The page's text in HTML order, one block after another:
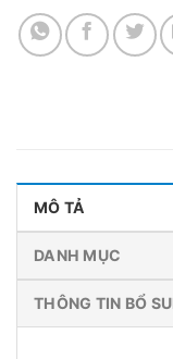
MÔ TẢ
DANH MỤC
THÔNG TIN BỔ